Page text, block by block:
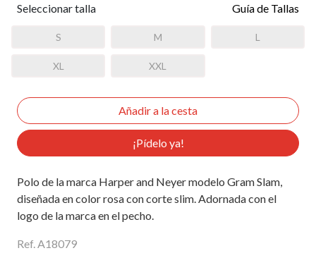
Seleccionar talla Guía de Tallas
S M L
XL XXL
¡Pídelo ya!
Polo de la marca Harper and Neyer modelo Gram Slam,
diseñada en color rosa con corte slim. Adornada con el
logo de la marca en el pecho.
Ref. A18079